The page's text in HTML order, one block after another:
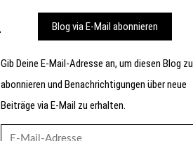
Blog via E-Mail abonnieren
Gib Deine E-Mail-Adresse an, um diesen Blog zu
abonnieren und Benachrichtigungen über neue
Beiträge via E-Mail zu erhalten.